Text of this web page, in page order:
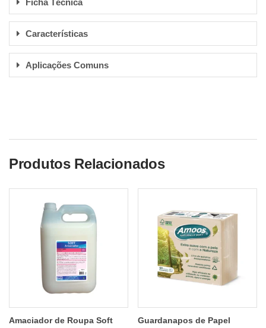
Ficha Técnica
Características
Aplicações Comuns
Produtos Relacionados
Amaciador de Roupa Soft
Guardanapos de Papel